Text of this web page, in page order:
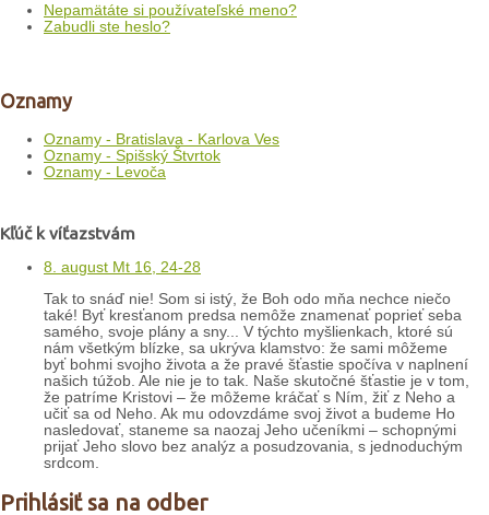
Nepamätáte si používateľské meno?
Zabudli ste heslo?
Oznamy
Oznamy - Bratislava - Karlova Ves
Oznamy - Spišský Štvrtok
Oznamy - Levoča
Kľúč k víťazstvám
8. august Mt 16, 24-28
Tak to snáď nie! Som si istý, že Boh odo mňa nechce niečo
také! Byť kresťanom predsa nemôže znamenať poprieť seba
samého, svoje plány a sny... V týchto myšlienkach, ktoré sú
nám všetkým blízke, sa ukrýva klamstvo: že sami môžeme
byť bohmi svojho života a že pravé šťastie spočíva v naplnení
našich túžob. Ale nie je to tak. Naše skutočné šťastie je v tom,
že patríme Kristovi – že môžeme kráčať s Ním, žiť z Neho a
učiť sa od Neho. Ak mu odovzdáme svoj život a budeme Ho
nasledovať, staneme sa naozaj Jeho učeníkmi – schopnými
prijať Jeho slovo bez analýz a posudzovania, s jednoduchým
srdcom.
Prihlásiť sa na odber